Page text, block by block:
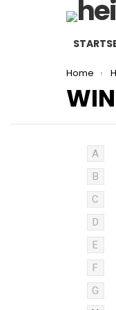
You are
Home
A
B
C
D
E
F
G